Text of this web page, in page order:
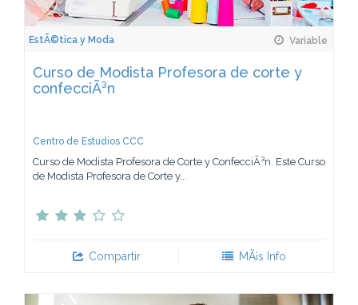
EstÃ©tica y Moda Variable
Curso de Modista Profesora de corte y
confecciÃ³n
Centro de Estudios CCC
Curso de Modista Profesora de Corte y ConfecciÃ³n. Este Curso
de Modista Profesora de Corte y...
Compartir MÃ¡s Info